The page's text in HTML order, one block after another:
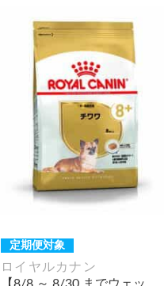
定期便対象
ロイヤルカナン
【8/8 ～ 8/30 までウェッ